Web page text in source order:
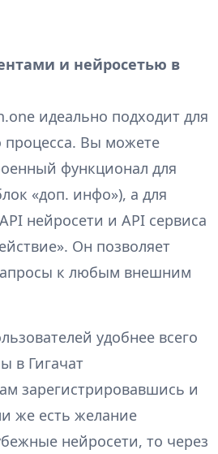
и нейросетью в
идеально подходит для
процесса. Вы можете
функционал для
«доп. инфо»), а для
нейросети и API сервиса
Он позволяет
к любым внешним
удобнее всего
в Гигачат
зарегистрировавшись и
же есть желание
нейросети, то через